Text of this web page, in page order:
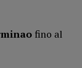
fino al